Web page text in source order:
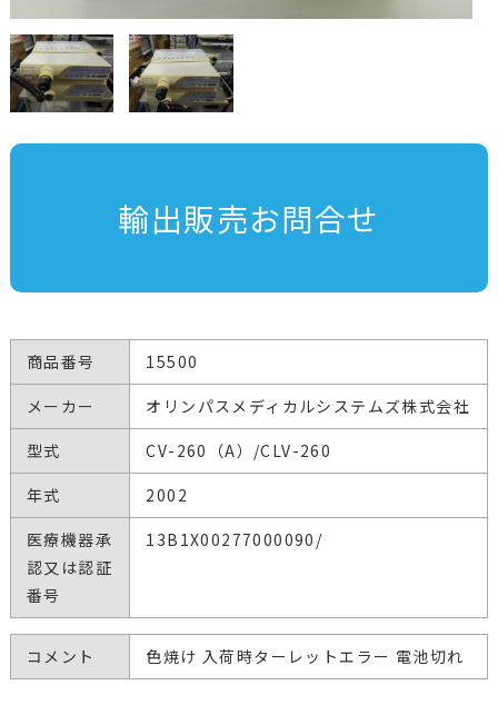
輸出販売お問合せ
商品番号
15500
メーカー
オリンパスメディカルシステムズ株式会社
型式
CV-260（A）/CLV-260
年式
2002
医療機器承
認又は認証
番号
13B1X00277000090/
コメント 色焼け 入荷時ターレットエラー 電池切れ